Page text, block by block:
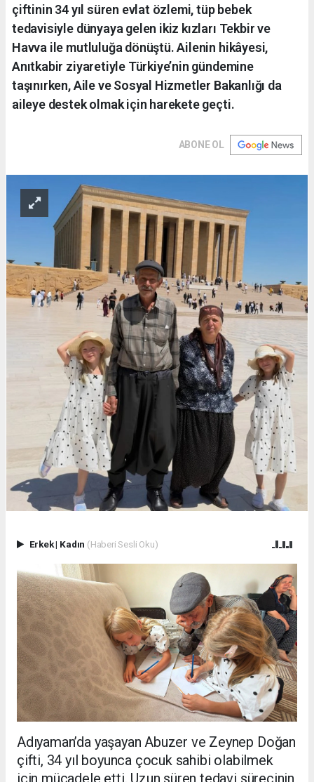
çiftinin 34 yıl süren evlat özlemi, tüp bebek
tedavisiyle dünyaya gelen ikiz kızları Tekbir ve
Havva ile mutluluğa dönüştü. Ailenin hikâyesi,
Anıtkabir ziyaretiyle Türkiye’nin gündemine
taşınırken, Aile ve Sosyal Hizmetler Bakanlığı da
aileye destek olmak için harekete geçti.
ABONE OL
Erkek| Kadın (Haberi Sesli Oku)
Adıyaman’da yaşayan Abuzer ve Zeynep Doğan
çifti, 34 yıl boyunca çocuk sahibi olabilmek
için mücadele etti. Uzun süren tedavi sürecinin